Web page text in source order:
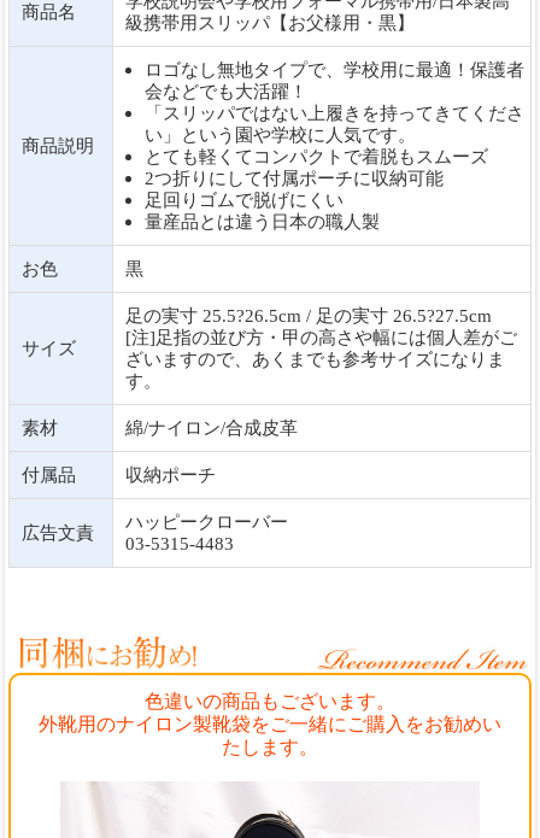
商品名
級携帯用スリッパ【お父様用・黒】
商品説明
ロゴなし無地タイプで、学校用に最適！保護者
会などでも大活躍！
「スリッパではない上履きを持ってきてくださ
い」という園や学校に人気です。
とても軽くてコンパクトで着脱もスムーズ
2つ折りにして付属ポーチに収納可能
足回りゴムで脱げにくい
量産品とは違う日本の職人製
お色 黒
サイズ
足の実寸 25.5?26.5cm / 足の実寸 26.5?27.5cm
[注]足指の並び方・甲の高さや幅には個人差がご
ざいますので、あくまでも参考サイズになりま
す。
素材 綿/ナイロン/合成皮革
付属品 収納ポーチ
広告文責
ハッピークローバー
03-5315-4483
色違いの商品もございます。
外靴用のナイロン製靴袋をご一緒にご購入をお勧めい
たします。